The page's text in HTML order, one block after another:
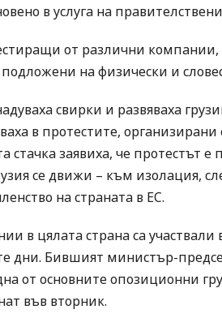
в услуга на
от различни компании,
на физически и
свирки и развяваха
в протестите,
стачка заявиха, че протестът
се движи – към изолация,
на страната в ЕС.
в цялата страна са участвали
дни. Бившият министър-
от основните опозиционни
във вторник.